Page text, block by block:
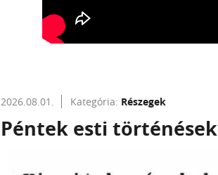
2026.08.01. Kategória: Részegek
Péntek esti történések